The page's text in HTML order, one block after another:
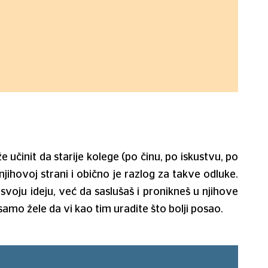
učinit da starije kolege (po činu, po iskustvu, po
strani i obično je razlog za takve odluke.
ideju, već da saslušaš i pronikneš u njihove
žele da vi kao tim uradite što bolji posao.